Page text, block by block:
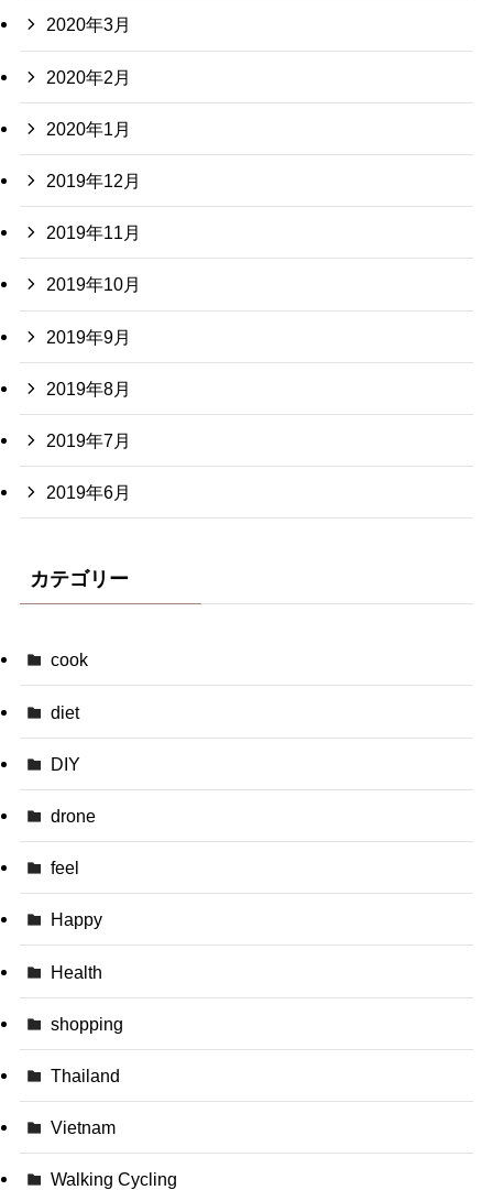
2020年3月
2020年2月
2020年1月
2019年12月
2019年11月
2019年10月
2019年9月
2019年8月
2019年7月
2019年6月
カテゴリー
cook
diet
DIY
drone
feel
Happy
Health
shopping
Thailand
Vietnam
Walking Cycling